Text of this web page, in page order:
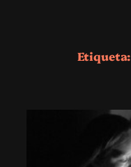
Etiqueta: